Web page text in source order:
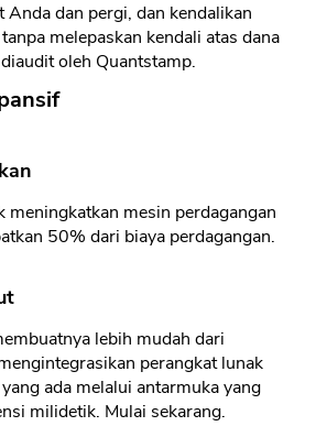
dan pergi, dan kendalikan
melepaskan kendali atas dana
oleh Quantstamp.
meningkatkan mesin perdagangan
50% dari biaya perdagangan.
lebih mudah dari
perangkat lunak
ada melalui antarmuka yang
milidetik. Mulai sekarang.